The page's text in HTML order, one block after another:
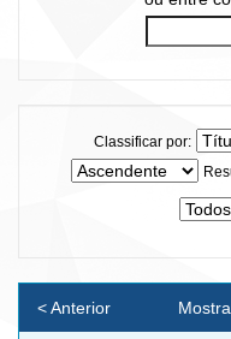
Classificar por:
< Anterior